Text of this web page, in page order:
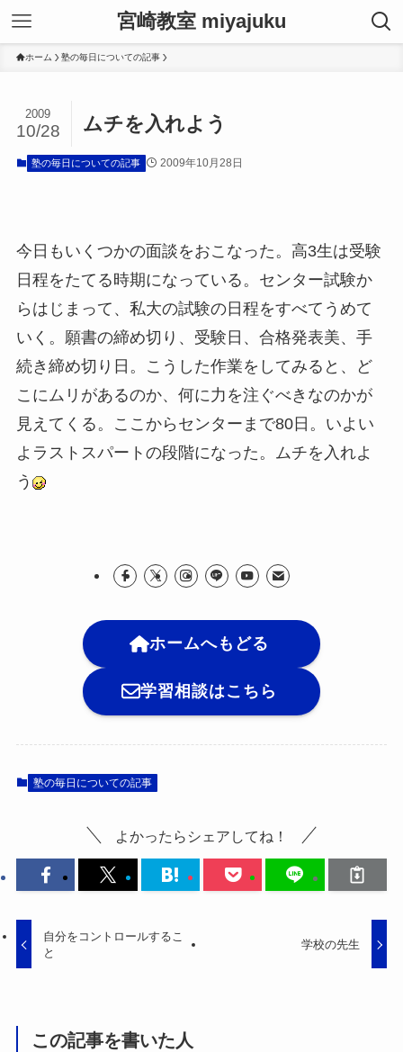
宮崎教室 miyajuku
ホーム 塾の毎日についての記事
ムチを入れよう
2009
10/28
塾の毎日についての記事 2009年10月28日
今日もいくつかの面談をおこなった。高3生は受験
日程をたてる時期になっている。センター試験か
らはじまって、私大の試験の日程をすべてうめて
いく。願書の締め切り、受験日、合格発表美、手
続き締め切り日。こうした作業をしてみると、ど
こにムリがあるのか、何に力を注ぐべきなのかが
見えてくる。ここからセンターまで80日。いよい
よラストスパートの段階になった。ムチを入れよ
う
ホームへもどる
学習相談はこちら
塾の毎日についての記事
よかったらシェアしてね！
自分をコントロールするこ
と
学校の先生
この記事を書いた人